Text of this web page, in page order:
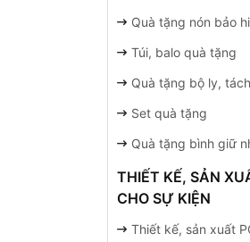
Quà tặng nón bảo
Túi, balo quà tặng
Quà tặng bộ ly, tách
Set quà tặng
Quà tặng bình giữ
THIẾT KẾ, SẢN
CHO SỰ KIỆN
Thiết kế, sản xuất